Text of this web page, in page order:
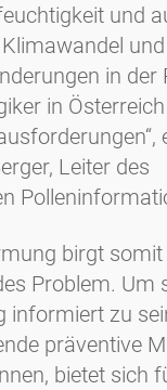
und
in der
in
Leiter des
birgt somit
Problem. Um
informiert zu
präventive
bietet sich